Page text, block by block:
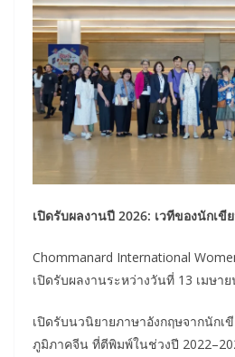
เปิดรับผลงานปี 2026: เวทีของนักเขี
Chommanard International
เปิดรับผลงานระหว่างวันที่ 13 เมษา
เปิดรับนวนิยายภาษาอังกฤษจากนักเ
ภูมิภาคจีน ที่ตีพิมพ์ในช่วงปี